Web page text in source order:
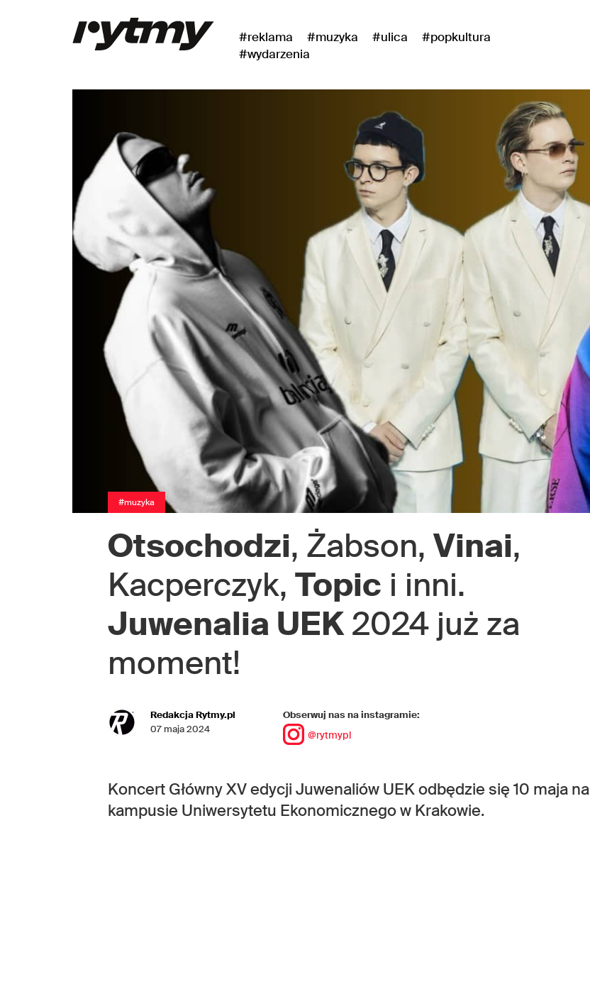
#reklama #muzyka #ulica
#popkultura
#wydarzenia
#muzyka
Otsochodzi, Żabson, Vinai,
Kacperczyk, Topic i inni.
Juwenalia UEK2024 już za
moment!
Redakcja Rytmy.pl
07 maja 2024
Obserwuj nas na instagramie:
@rytmypl
Koncert Główny XV edycji Juwenaliów UEK odbędzie się 10 maja na
kampusie Uniwersytetu Ekonomicznego w Krakowie.